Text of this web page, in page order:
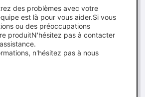
des problèmes avec votre
est là pour vous aider.Si vous
ou des préoccupations
produitN'hésitez pas à contacter
n'hésitez pas à nous